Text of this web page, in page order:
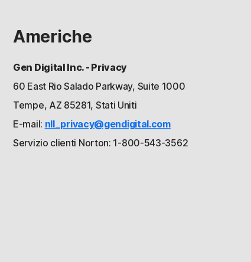
Americhe
Gen Digital Inc. - Privacy
60 East Rio Salado Parkway, Suite 1000
Tempe, AZ 85281, Stati Uniti
E-mail: nll_privacy@gendigital.com
Servizio clienti Norton: 1-800-543-3562